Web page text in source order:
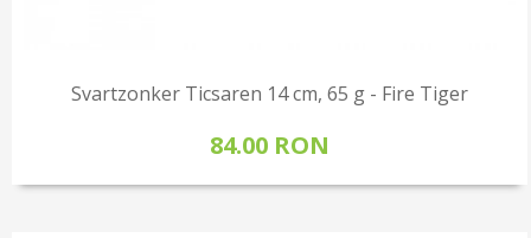
Svartzonker Ticsaren 14 cm, 65 g - Fire Tiger
84.00 RON